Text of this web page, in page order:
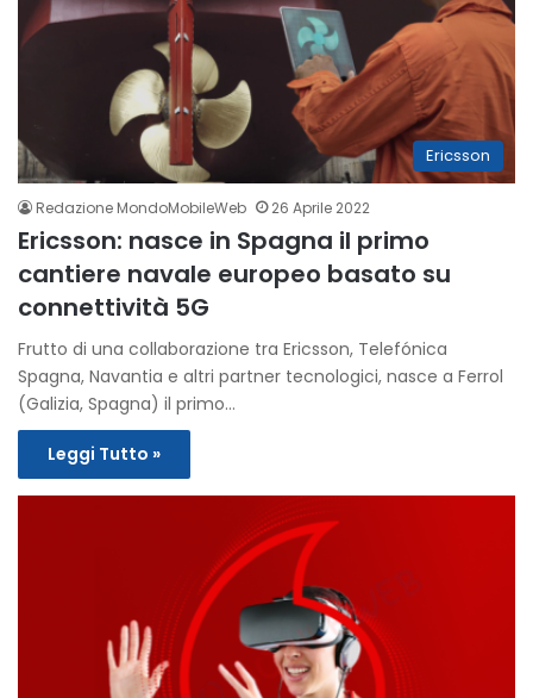
Ericsson
Redazione MondoMobileWeb 26 Aprile 2022
Ericsson: nasce in Spagna il primo
cantiere navale europeo basato su
connettività 5G
Frutto di una collaborazione tra Ericsson, Telefónica
Spagna, Navantia e altri partner tecnologici, nasce a Ferrol
(Galizia, Spagna) il primo…
Leggi Tutto »